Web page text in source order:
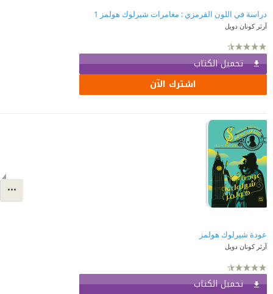
دراسة في اللون القرمزي : مغامرات شيرلوك هولمز 1
آرثر كونان دويل
تحميل الكتاب
اشترك الآن
عودة شيرلوك هولمز
آرثر كونان دويل
تحميل الكتاب